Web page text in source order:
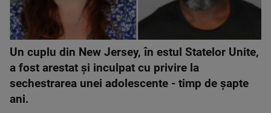
Un cuplu din New Jersey, în estul Statelor Unite,
a fost arestat şi inculpat cu privire la
sechestrarea unei adolescente - timp de şapte
ani.